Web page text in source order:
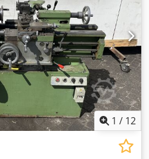
1 / 12